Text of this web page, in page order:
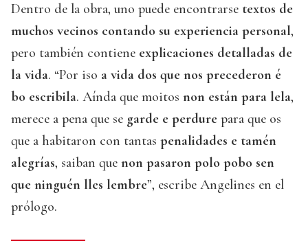
Dentro de la obra, uno puede encontrarse textos de
muchos vecinos contando su experiencia personal,
pero también contiene explicaciones detalladas de
la vida. “Por iso a vida dos que nos precederon é
bo escribila. Aínda que moitos non están para lela,
merece a pena que se garde e perdure para que os
que a habitaron con tantas penalidades e tamén
alegrías, saiban que non pasaron polo pobo sen
que ninguén lles lembre”, escribe Angelines en el
prólogo.